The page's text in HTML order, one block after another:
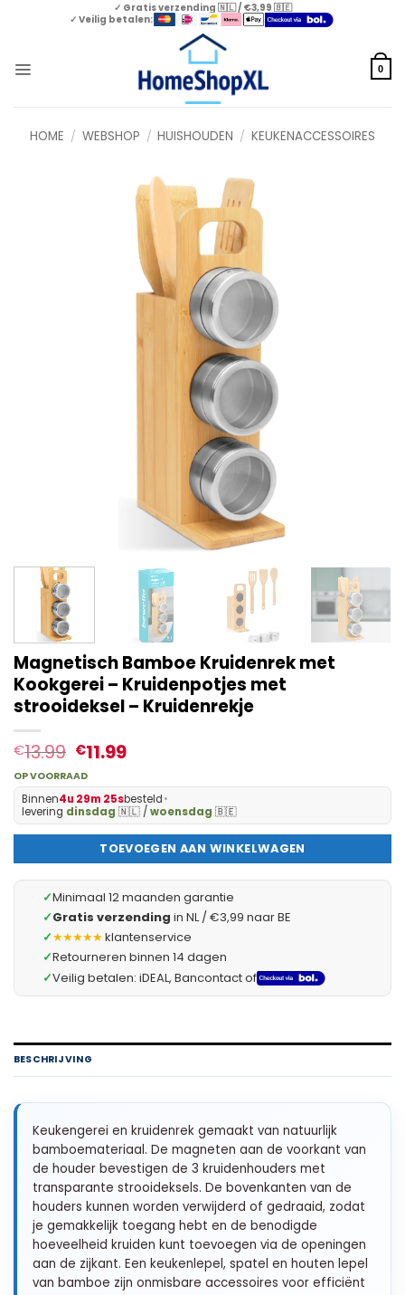
✓ Gratis verzending 🇳🇱 / €3,99 🇧🇪
✓ Veilig betalen:
0
HOME / WEBSHOP / HUISHOUDEN / KEUKENACCESSOIRES
Magnetisch Bamboe Kruidenrek met
Kookgerei – Kruidenpotjes met
strooideksel – Kruidenrekje
€13.99 €11.99
OP VOORRAAD
Binnen4u 29m 25sbesteld•
levering dinsdag 🇳🇱 /woensdag 🇧🇪
TOEVOEGEN AAN WINKELWAGEN
✓Minimaal 12 maanden garantie
✓Gratis verzending in NL / €3,99 naar BE
✓★★★★★klantenservice
✓Retourneren binnen 14 dagen
✓Veilig betalen: iDEAL, Bancontact of
BESCHRIJVING
Keukengerei en kruidenrek gemaakt van natuurlijk
bamboemateriaal. De magneten aan de voorkant van
de houder bevestigen de 3 kruidenhouders met
transparante strooideksels. De bovenkanten van de
houders kunnen worden verwijderd of gedraaid, zodat
je gemakkelijk toegang hebt en de benodigde
hoeveelheid kruiden kunt toevoegen via de openingen
aan de zijkant. Een keukenlepel, spatel en houten lepel
van bamboe zijn onmisbare accessoires voor efficiënt